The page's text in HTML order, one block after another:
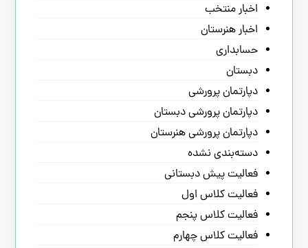
اخبار منتخب
اخبار هنرستان
حسابداری
دبستان
دپارتمان پرورشی
دپارتمان پرورشی دبستان
دپارتمان پرورشی هنرستان
دسته‌بندی نشده
فعالیت پیش دبستانی
فعالیت کلاس اول
فعالیت کلاس پنجم
فعالیت کلاس چهارم